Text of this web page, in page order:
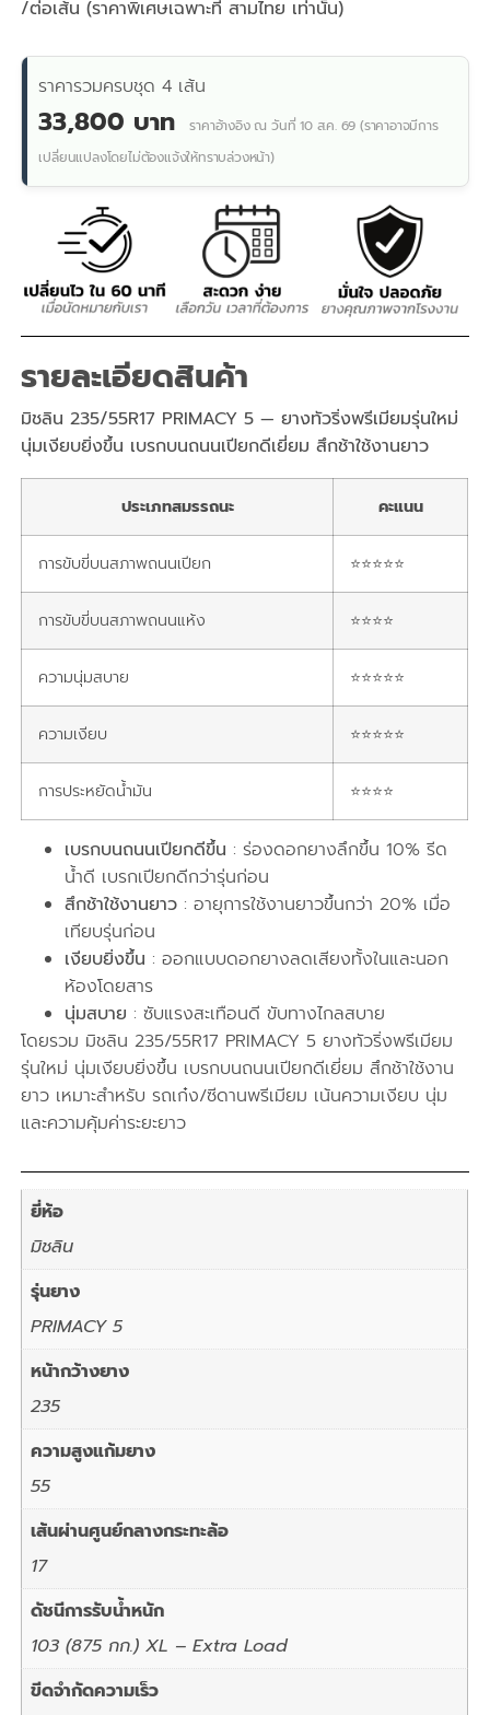
/ต่อเส้น (ราคาพิเศษเฉพาะที่ สามไทย เท่านั้น)
ราคารวมครบชุด 4 เส้น
33,800 บาท
ราคาอ้างอิง ณ วันที่ 10 ส.ค. 69 (ราคาอาจมีการ
เปลี่ยนแปลงโดยไม่ต้องแจ้งให้ทราบล่วงหน้า)
รายละเอียดสินค้า
มิชลิน 235/55R17 PRIMACY 5 — ยางทัวริ่งพรีเมียมรุ่นใหม่
นุ่มเงียบยิ่งขึ้น เบรกบนถนนเปียกดีเยี่ยม สึกช้าใช้งานยาว
ประเภทสมรรถนะ คะแนน
การขับขี่บนสภาพถนนเปียก ⭐⭐⭐⭐⭐
การขับขี่บนสภาพถนนแห้ง ⭐⭐⭐⭐
ความนุ่มสบาย ⭐⭐⭐⭐⭐
ความเงียบ ⭐⭐⭐⭐⭐
การประหยัดน้ำมัน ⭐⭐⭐⭐
เบรกบนถนนเปียกดีขึ้น : ร่องดอกยางลึกขึ้น 10% รีด
น้ำดี เบรกเปียกดีกว่ารุ่นก่อน
สึกช้าใช้งานยาว : อายุการใช้งานยาวขึ้นกว่า 20% เมื่อ
เทียบรุ่นก่อน
เงียบยิ่งขึ้น : ออกแบบดอกยางลดเสียงทั้งในและนอก
ห้องโดยสาร
นุ่มสบาย : ซับแรงสะเทือนดี ขับทางไกลสบาย
โดยรวม มิชลิน 235/55R17 PRIMACY 5 ยางทัวริ่งพรีเมียม
รุ่นใหม่ นุ่มเงียบยิ่งขึ้น เบรกบนถนนเปียกดีเยี่ยม สึกช้าใช้งาน
ยาว เหมาะสำหรับ รถเก๋ง/ซีดานพรีเมียม เน้นความเงียบ นุ่ม
และความคุ้มค่าระยะยาว
ยี่ห้อ
มิชลิน
รุ่นยาง
PRIMACY 5
หน้ากว้างยาง
235
ความสูงแก้มยาง
55
เส้นผ่านศูนย์กลางกระทะล้อ
17
ดัชนีการรับน้ำหนัก
103 (875 กก.) XL – Extra Load
ขีดจำกัดความเร็ว